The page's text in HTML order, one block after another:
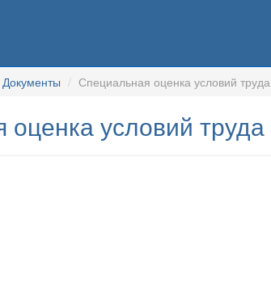
Документы Специальная оценка условий труда
условий труда